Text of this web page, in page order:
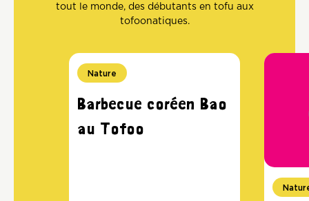
tout le monde, des débutants en tofu aux
tofoonatiques.
Nature
Barbecue coréen Bao
au Tofoo